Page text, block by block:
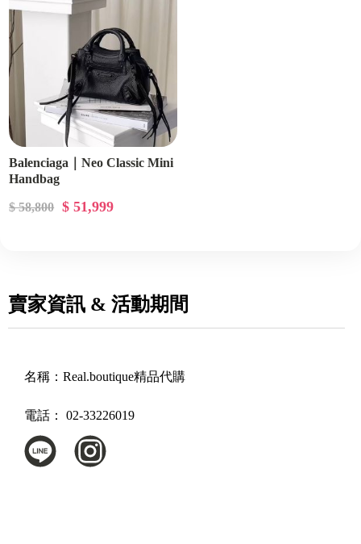
Balenciaga｜Neo Classic Mini
Handbag
$ 58,800 $ 51,999
賣家資訊 & 活動期間
名稱： Real.boutique精品代購
電話： 02-33226019